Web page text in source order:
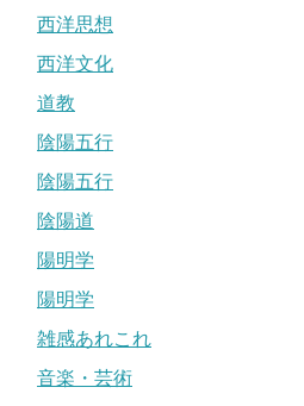
西洋思想
西洋文化
道教
陰陽五行
陰陽五行
陰陽道
陽明学
陽明学
雑感あれこれ
音楽・芸術